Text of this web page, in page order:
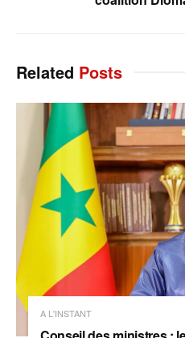
Related Posts
A L'INSTANT